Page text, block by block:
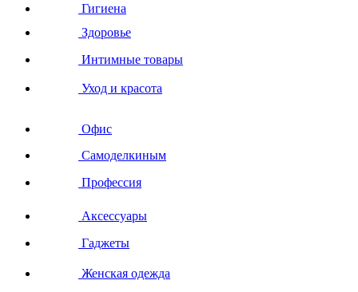
Гигиена
Здоровье
Интимные товары
Уход и красота
Офис
Самоделкиным
Профессия
Аксессуары
Гаджеты
Женская одежда